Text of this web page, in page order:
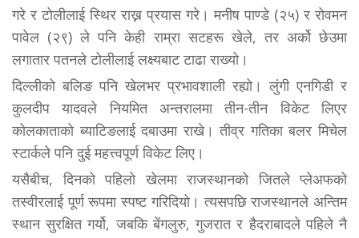
गरे र टोलीलाई स्थिर राख्न प्रयास गरे। मनीष पाण्डे (२५) र रोवमन
पावेल (२९) ले पनि केही राम्रा सटहरू खेले, तर अर्को छेउमा
लगातार पतनले टोलीलाई लक्ष्यबाट टाढा राख्यो।
दिल्लीको बलिङ पनि खेलभर प्रभावशाली रह्यो। लुंगी एनगिडी र
कुलदीप यादवले नियमित अन्तरालमा तीन-तीन विकेट लिएर
कोलकाताको ब्याटिङलाई दबाउमा राखे। तीव्र गतिका बलर मिचेल
स्टार्कले पनि दुई महत्त्वपूर्ण विकेट लिए।
यसैबीच, दिनको पहिलो खेलमा राजस्थानको जितले प्लेअफको
तस्वीरलाई पूर्ण रूपमा स्पष्ट गरिदियो। त्यसपछि राजस्थानले अन्तिम
स्थान सुरक्षित गर्यो, जबकि बेंगलुरु, गुजरात र हैदराबादले पहिले नै